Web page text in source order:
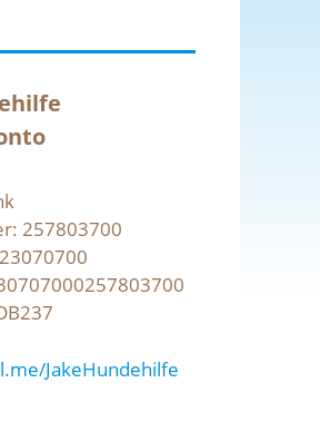
257803700
JakeHundehilfe